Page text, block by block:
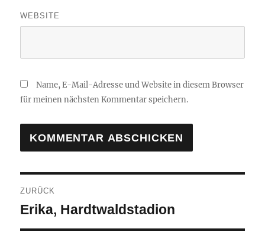
WEBSITE
Name, E-Mail-Adresse und Website in diesem Browser
für meinen nächsten Kommentar speichern.
ZURÜCK
Vorheriger
Beitrag:
Erika, Hardtwaldstadion